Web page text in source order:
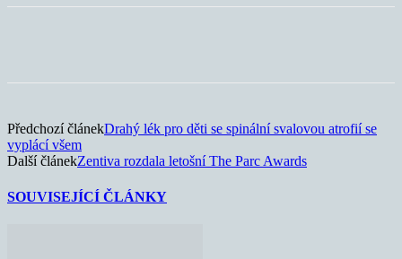
Předchozí článekDrahý lék pro děti se spinální svalovou atrofií se
vyplácí všem
Další článekZentiva rozdala letošní The Parc Awards
SOUVISEJÍCÍ ČLÁNKY